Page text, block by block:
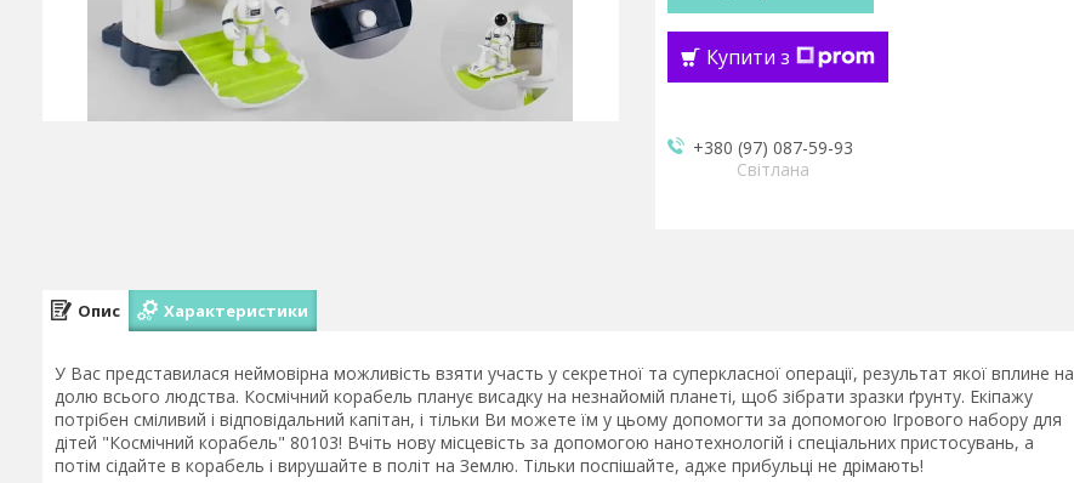
Купити з
+380 (97) 087-59-93
Світлана
Опис Характеристики
У Вас представилася неймовірна можливість взяти участь у секретної та суперкласної операції, результат якої вплине на
долю всього людства. Космічний корабель планує висадку на незнайомій планеті, щоб зібрати зразки ґрунту. Екіпажу
потрібен сміливий і відповідальний капітан, і тільки Ви можете їм у цьому допомогти за допомогою Ігрового набору для
дітей "Космічний корабель" 80103! Вчіть нову місцевість за допомогою нанотехнологій і спеціальних пристосувань, а
потім сідайте в корабель і вирушайте в політ на Землю. Тільки поспішайте, адже прибульці не дрімають!